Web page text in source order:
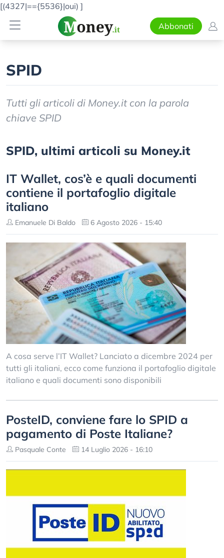
[(4327|=={5536}|oui) ]
Abbonati
SPID
Tutti gli articoli di Money.it con la parola
chiave SPID
SPID, ultimi articoli su Money.it
IT Wallet, cos’è e quali documenti
contiene il portafoglio digitale
italiano
Emanuele Di Baldo 6 Agosto 2026 - 15:40
A cosa serve l’IT Wallet? Lanciato a dicembre 2024 per
tutti gli italiani, ecco come funziona il portafoglio digitale
italiano e quali documenti sono disponibili
PosteID, conviene fare lo SPID a
pagamento di Poste Italiane?
Pasquale Conte 14 Luglio 2026 - 16:10